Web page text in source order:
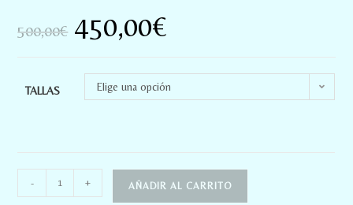
500,00€ 450,00€
TALLAS Elige una opción
- + AÑADIR AL CARRITO